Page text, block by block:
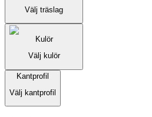
Välj träslag
Kulör
Välj kulör
Kantprofil
Välj kantprofil